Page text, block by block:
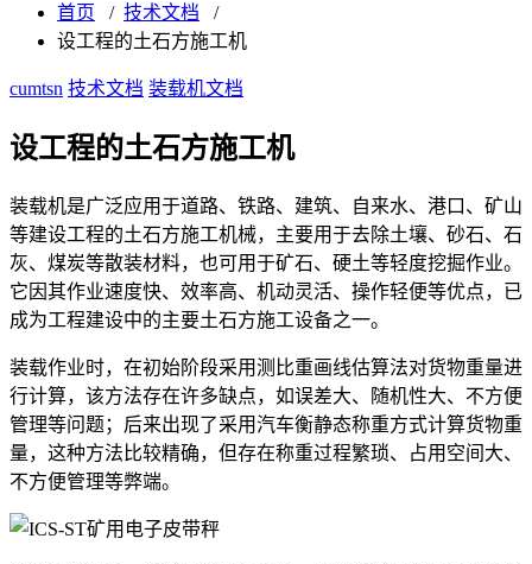
首页 / 技术文档 /
设工程的土石方施工机
cumtsn 技术文档 装载机文档
设工程的土石方施工机
装载机是广泛应用于道路、铁路、建筑、自来水、港口、矿山
等建设工程的土石方施工机械，主要用于去除土壤、砂石、石
灰、煤炭等散装材料，也可用于矿石、硬土等轻度挖掘作业。
它因其作业速度快、效率高、机动灵活、操作轻便等优点，已
成为工程建设中的主要土石方施工设备之一。
装载作业时，在初始阶段采用测比重画线估算法对货物重量进
行计算，该方法存在许多缺点，如误差大、随机性大、不方便
管理等问题；后来出现了采用汽车衡静态称重方式计算货物重
量，这种方法比较精确，但存在称重过程繁琐、占用空间大、
不方便管理等弊端。